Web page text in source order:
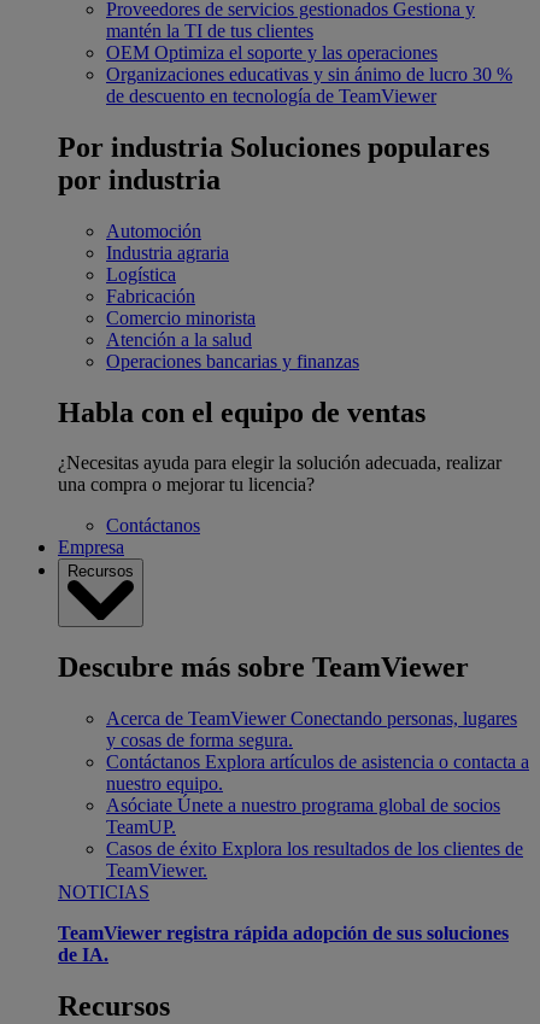
Proveedores de servicios gestionados Gestiona y
mantén la TI de tus clientes
OEM Optimiza el soporte y las operaciones
Organizaciones educativas y sin ánimo de lucro 30 %
de descuento en tecnología de TeamViewer
Por industria Soluciones populares
por industria
Automoción
Industria agraria
Logística
Fabricación
Comercio minorista
Atención a la salud
Operaciones bancarias y finanzas
Habla con el equipo de ventas
¿Necesitas ayuda para elegir la solución adecuada, realizar
una compra o mejorar tu licencia?
Contáctanos
Empresa
Recursos
Descubre más sobre TeamViewer
Acerca de TeamViewer Conectando personas, lugares
y cosas de forma segura.
Contáctanos Explora artículos de asistencia o contacta a
nuestro equipo.
Asóciate Únete a nuestro programa global de socios
TeamUP.
Casos de éxito Explora los resultados de los clientes de
TeamViewer.
NOTICIAS
TeamViewer registra rápida adopción de sus soluciones
de IA.
Recursos